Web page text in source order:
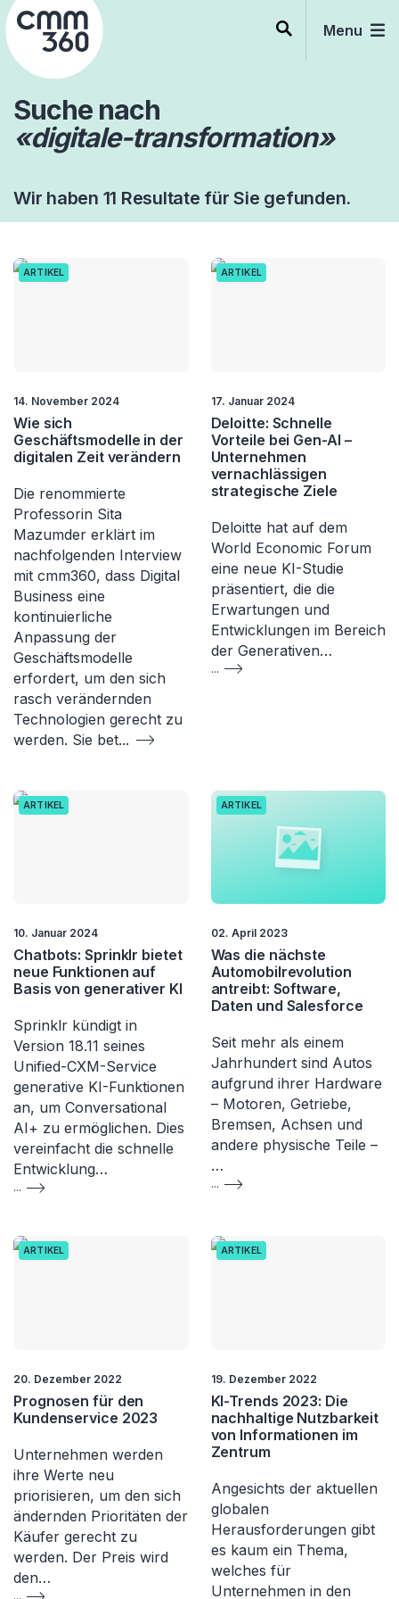
Skip
to
content
Menu
Suche nach
«digitale-transformation»
Wir haben 11 Resultate für Sie gefunden.
ARTIKEL
14. November 2024
Wie sich
Geschäftsmodelle in der
digitalen Zeit verändern
Die renommierte
Professorin Sita
Mazumder erklärt im
nachfolgenden Interview
mit cmm360, dass Digital
Business eine
kontinuierliche
Anpassung der
Geschäftsmodelle
erfordert, um den sich
rasch verändernden
Technologien gerecht zu
werden. Sie bet...
ARTIKEL
17. Januar 2024
Deloitte: Schnelle
Vorteile bei Gen-AI –
Unternehmen
vernachlässigen
strategische Ziele
Deloitte hat auf dem
World Economic Forum
eine neue KI-Studie
präsentiert, die die
Erwartungen und
Entwicklungen im Bereich
der Generativen…
...
ARTIKEL
10. Januar 2024
Chatbots: Sprinklr bietet
neue Funktionen auf
Basis von generativer KI
Sprinklr kündigt in
Version 18.11 seines
Unified-CXM-Service
generative KI-Funktionen
an, um Conversational
AI+ zu ermöglichen. Dies
vereinfacht die schnelle
Entwicklung…
...
ARTIKEL
02. April 2023
Was die nächste
Automobilrevolution
antreibt: Software,
Daten und Salesforce
Seit mehr als einem
Jahrhundert sind Autos
aufgrund ihrer Hardware
– Motoren, Getriebe,
Bremsen, Achsen und
andere physische Teile –
…
...
ARTIKEL
20. Dezember 2022
Prognosen für den
Kundenservice 2023
Unternehmen werden
ihre Werte neu
priorisieren, um den sich
ändernden Prioritäten der
Käufer gerecht zu
werden. Der Preis wird
den…
...
ARTIKEL
19. Dezember 2022
KI-Trends 2023: Die
nachhaltige Nutzbarkeit
von Informationen im
Zentrum
Angesichts der aktuellen
globalen
Herausforderungen gibt
es kaum ein Thema,
welches für
Unternehmen in den